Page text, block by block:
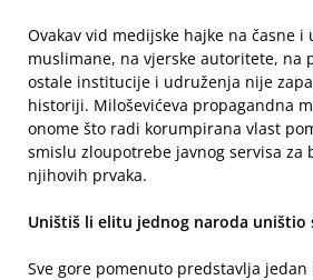
Ovakav vid medijske hajke na časne i
muslimane, na vjerske autoritete, na
ostale institucije i udruženja nije
historiji. Miloševićeva propagandna
onome što radi korumpirana vlast
smislu zloupotrebe javnog servisa za
njihovih prvaka.
Uništiš li elitu jednog naroda uništio
Sve gore pomenuto predstavlja jedan